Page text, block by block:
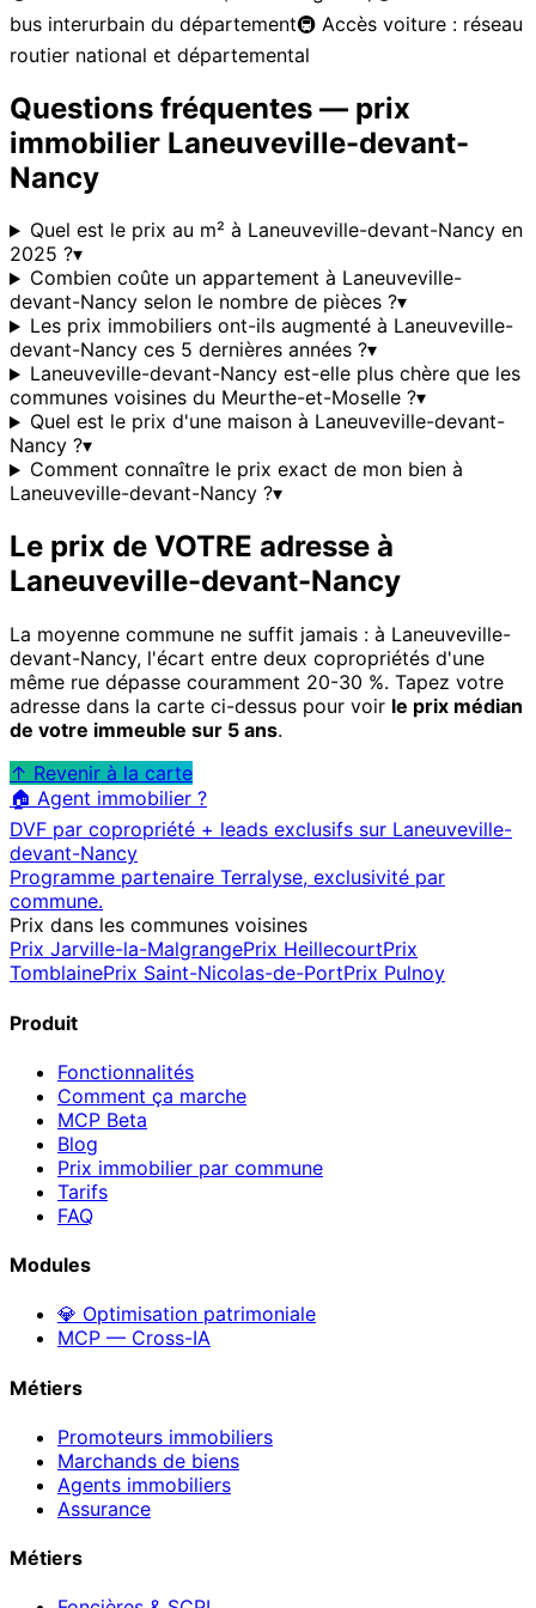
bus interurbain du département🚇 Accès voiture : réseau
routier national et départemental
Questions fréquentes — prix
immobilier Laneuveville-devant-
Nancy
Quel est le prix au m² à Laneuveville-devant-Nancy en
2025 ?▾
Combien coûte un appartement à Laneuveville-
devant-Nancy selon le nombre de pièces ?▾
Les prix immobiliers ont-ils augmenté à Laneuveville-
devant-Nancy ces 5 dernières années ?▾
Laneuveville-devant-Nancy est-elle plus chère que les
communes voisines du Meurthe-et-Moselle ?▾
Quel est le prix d'une maison à Laneuveville-devant-
Nancy ?▾
Comment connaître le prix exact de mon bien à
Laneuveville-devant-Nancy ?▾
Le prix de VOTRE adresse à
Laneuveville-devant-Nancy
La moyenne commune ne suffit jamais : à Laneuveville-
devant-Nancy, l'écart entre deux copropriétés d'une
même rue dépasse couramment 20-30 %. Tapez votre
adresse dans la carte ci-dessus pour voir le prix médian
de votre immeuble sur 5 ans.
↑ Revenir à la carte
🏠 Agent immobilier ?
DVF par copropriété + leads exclusifs sur Laneuveville-
devant-Nancy
Programme partenaire Terralyse, exclusivité par
commune.
Prix dans les communes voisines
Prix Jarville-la-MalgrangePrix HeillecourtPrix
TomblainePrix Saint-Nicolas-de-PortPrix Pulnoy
Produit
Fonctionnalités
Comment ça marche
MCP Beta
Blog
Prix immobilier par commune
Tarifs
FAQ
Modules
💎 Optimisation patrimoniale
MCP — Cross-IA
Métiers
Promoteurs immobiliers
Marchands de biens
Agents immobiliers
Assurance
Métiers